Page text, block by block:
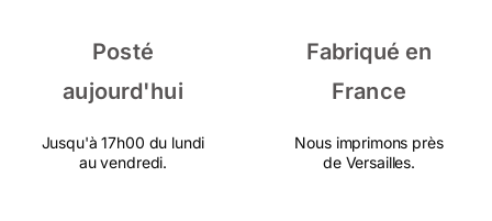
Posté
aujourd'hui
Jusqu'à 17h00 du lundi
au vendredi.
Fabriqué en
France
Nous imprimons près
de Versailles.